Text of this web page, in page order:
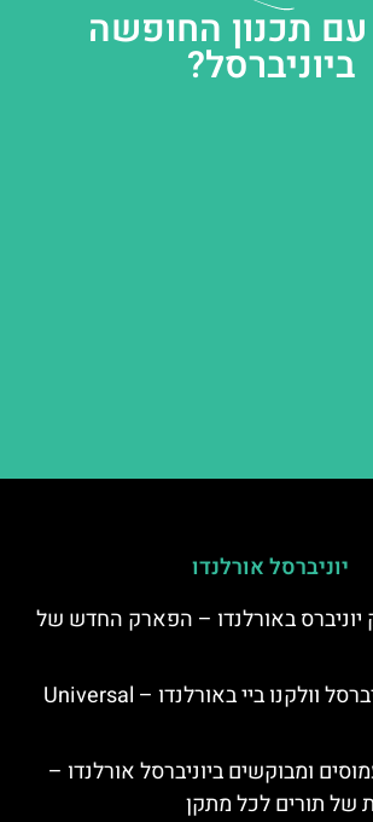
תכנון החופשה
ביוניברסל?
יוניברסל אורלנדו
יוניברס באורלנדו – הפארק החדש של
פארק המים יוניברסל וולקנו ביי באורלנדו – Universal
ומבוקשים ביוניברסל אורלנדו –
של תורים לכל מתקן